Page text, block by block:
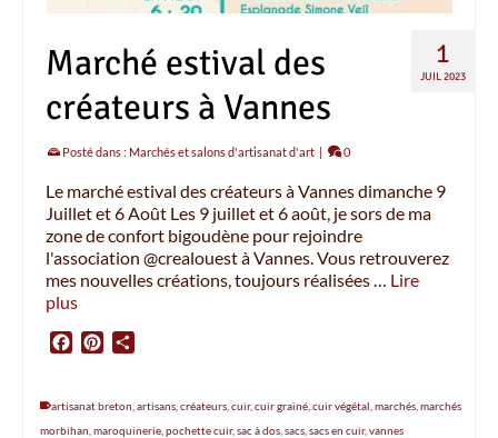
1
JUIL 2023
Marché estival des
créateurs à Vannes
Posté dans : Marchés et salons d'artisanat d'art | 0
Le marché estival des créateurs à Vannes dimanche 9
Juillet et 6 Août Les 9 juillet et 6 août, je sors de ma
zone de confort bigoudène pour rejoindre
l'association @crealouest à Vannes. Vous retrouverez
mes nouvelles créations, toujours réalisées … Lire
plus
FacebookPinterest
artisanat breton artisans créateurs cuir, cuir grainé cuir végétal marchés marchés
morbihan maroquinerie pochette cuir, sac à dos sacs sacs en cuir, vannes